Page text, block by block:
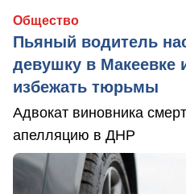
Общество
Пьяный водитель
девушку в Макеевке
избежать тюрьмы
Адвокат виновника
апелляцию в ДНР